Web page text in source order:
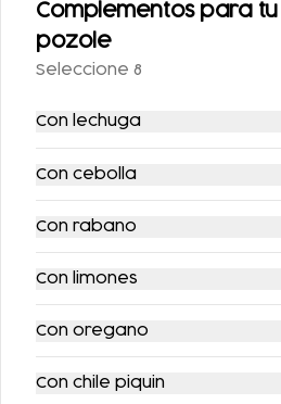
TACOS DE MACIZA
$100.00
Bebidas
Complementos para tu
pozole
Seleccione 8
Con lechuga
Con cebolla
Con rabano
Con limones
Con oregano
Con chile piquin